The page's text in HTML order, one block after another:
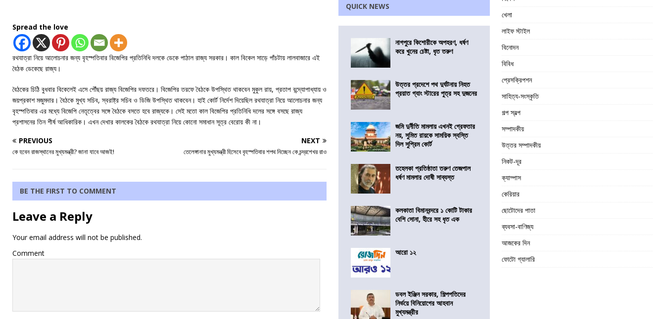
Spread the love
রথযাত্রা নিয়ে আলোচনার জন্য বৃহস্পতিবার বিজেপির প্রতিনিধি দলকে ডেকে পাঠাল রাজ্য সরকার। কাল বিকেল সাড়ে পাঁচটায় লালবাজারে এই
বৈঠক ডেকেছে রাজ্য।
বৈঠকের চিঠি বুধবার বিকেলেই এসে পৌঁছয় রাজ্য বিজেপির দফতরে। বিজেপির তরফে বৈঠকে উপস্থিত থাকবেন মুকুল রায়, প্রতাপ বন্দ্যোপাধ্যায় ও
জয়প্রকাশ মজুমদার। বৈঠকে মুখ্য সচিব, স্বরাষ্ট্র সচিব ও ডিজি উপস্থিত থাকবেন। হাই কোর্ট নির্দেশ দিয়েছিল রথযাত্রা নিয়ে আলোচনার জন্য
বৃহস্পতিবার এর মধ্যে বিজেপি নেতৃত্বের সঙ্গে বৈঠকে বসতে হবে রাজ্যকে। সেই মতো কাল বিজেপির প্রতিনিধি দলের সঙ্গে বসছে রাজ্য
প্রশাসনের তিন শীর্ষ আধিকারিক। এখন দেখার কালকের বৈঠকে রথযাত্রা নিয়ে কোনো সমাধান সূত্র বেরোয় কী না।
PREVIOUS
কে হবেন রাজস্থানের মুখ্যমন্ত্রী? জানা যাবে আজই!
NEXT
তেলেঙ্গানার মুখ্যমন্ত্রী হিসেবে বৃহস্পতিবার শপথ নিচ্ছেন কে চন্দ্রশেখর রাও
BE THE FIRST TO COMMENT
Leave a Reply
Your email address will not be published.
Comment
QUICK NEWS
নাগপুরে কিশোরীকে অপহরণ, ধর্ষণ
করে খুনের চেষ্টা, ধৃত তরুণ
উত্তর প্রদেশে পথ দুর্ঘটনায় নিহত
প্রয়াত গ্যাং স্টারের পুত্র সহ দুজনের
জমি দুর্নীতি মামলায় এখনই গ্রেফতার
নয়, সুমিত রায়কে সাময়িক স্বস্তি
দিল সুপ্রিম কোর্ট
তহেলকা প্রতিষ্ঠাতা তরুণ তেজপাল
ধর্ষণ মামলার দোষী সাব্যস্ত
কলকাতা বিমানবন্দরে ১ কোটি টাকার
বেশি সোনা, হীরে সহ ধৃত এক
আরো ১২
ডবল ইঞ্জিন সরকার, শিল্পপতিদের
নির্ভয়ে বিনিয়োগের আহবান
মুখ্যমন্ত্রীর
খেলা
লাইফ স্টাইল
বিনোদন
বিবিধ
প্রেসক্রিপশন
সাহিত্য-সংস্কৃতি
গল্প স্বল্প
সম্পাদকীয়
উত্তর সম্পাদকীয়
নিকট-দূর
ক্যাম্পাস
কেরিয়ার
ছোটোদের পাতা
ব্যবসা-বাণিজ্য
আজকের দিন
ফোটো গ্যালারি